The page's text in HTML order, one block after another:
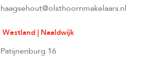
haagsehout@olsthoornmakelaars.nl
Westland | Naaldwijk
Patijnenburg 16